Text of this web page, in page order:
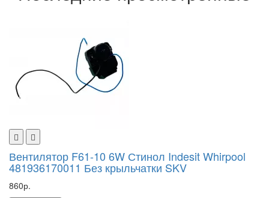
Вентилятор F61-10 6W Стинол Indesit Whirpool
481936170011 Без крыльчатки SKV
860р.